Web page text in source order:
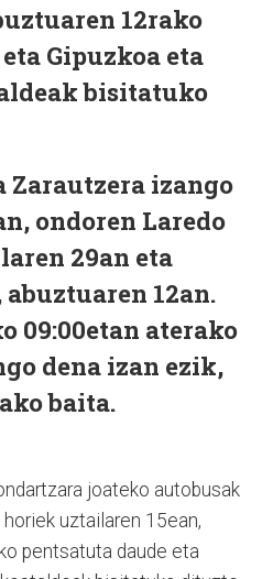
12rako
Gipuzkoa eta
bisitatuko
Zarautzera izango
ondoren Laredo
29an eta
12an.
09:00etan aterako
dena izan ezik,
baita.
joateko autobusak
uztailaren 15ean,
pentsatuta daude eta